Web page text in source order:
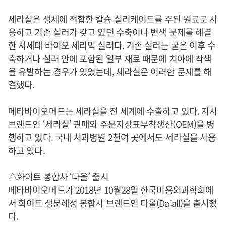
세라실은 생체에 적합한 칼슘 실리케이트를 주된 원료로 사
용하고 기존 실러가 갖고 있던 수축이나 변색 문제를 해결
한 차세대 바이오 세라믹 실러다. 기존 실러는 굳은 이후 수
축하거나 실러 안에 포함된 일부 재료 때문에 치아에 착색
을 유발하는 경우가 있었는데, 세라실은 이러한 문제를 해
결했다.
메타바이오메드는 세라실을 전 세계에 수출하고 있다. 자사
브랜드인 ‘세라실’ 판매와 주문자상표부착생산(OEM)을 병
행하고 있다. 국내 치과병원 2천여 곳에서도 세라실을 사용
하고 있다.
△화이트 봉합사 ‘다올’ 출시
메타바이오메드가 2018년 10월28일 한국미용외과학회에
서 화이트 생분해성 봉합사 브랜드인 다올(Da:all)을 출시했
다.